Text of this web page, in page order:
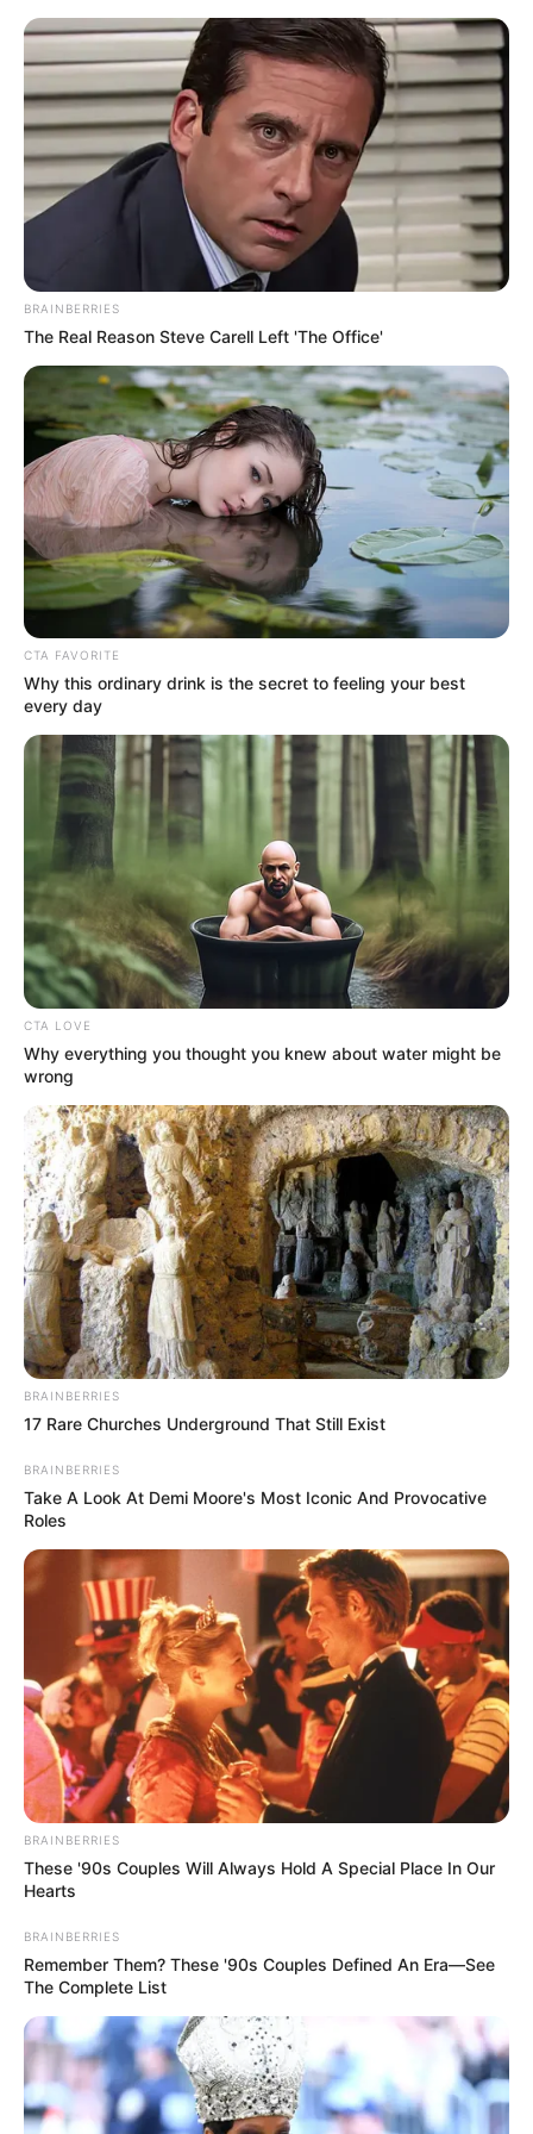
HOME
INSPIRASI
STYLE
FILM &
SERIES
NGAKAK
QUOTES
HYPE
MORE
Sri Asih
8.3 /10 (1 Votes)
Beri Rating & Review
Edit
Bumilangit.
Untuk kisahnya sendiri diambil dari komik yang berjudul sama,
ditulis oleh komika terkenal Indonesia, R. A. Kosasih.
Proses persiapan film ini dimulai sejak tahun 2019. Kemudian
BRAINBERRIES
The Real Reason Steve Carell Left 'The Office'
CTA FAVORITE
Why this ordinary drink is the secret to feeling your best
every day
CTA LOVE
Why everything you thought you knew about water might be
wrong
BRAINBERRIES
17 Rare Churches Underground That Still Exist
BRAINBERRIES
Take A Look At Demi Moore's Most Iconic And Provocative
Roles
BRAINBERRIES
These '90s Couples Will Always Hold A Special Place In Our
Hearts
BRAINBERRIES
Remember Them? These '90s Couples Defined An Era—See
The Complete List